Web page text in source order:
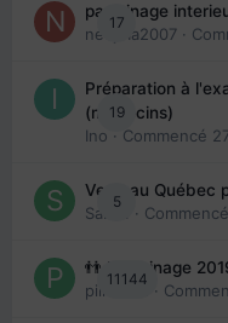
17
parrainage
nedjma2007 ·
19
Préparation à
(médecins)
Ino · Commencé
5
Venir au Québec
Sab74
· Commencé
11144
👬 Parrainage
piinoush ·